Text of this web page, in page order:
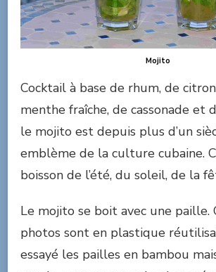
Mojito
Cocktail à base de rhum, de
menthe fraîche, de cassonade et
le mojito est depuis plus d’un
emblème de la culture cubaine.
boisson de l’été, du soleil, de la
Le mojito se boit avec une paille.
photos sont en plastique
essayé les pailles en bambou